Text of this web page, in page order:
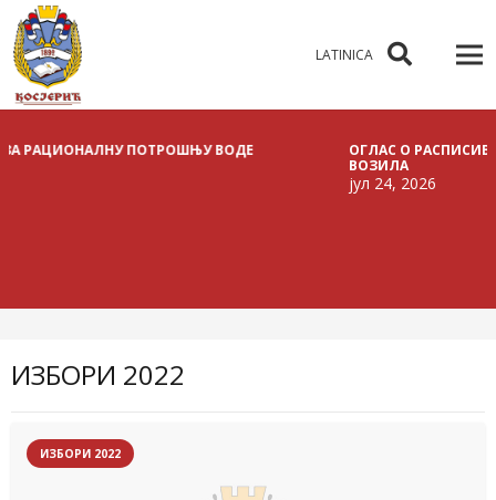
LATINICA
ПОТРОШЊУ ВОДЕ
ОГЛАС О РАСПИСИВАЊУ ЈАВНЕ
ИЗБОРИ 2022
ИЗБОРИ 2022